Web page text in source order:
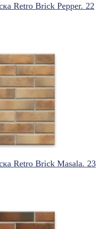
Retro Brick Pepper. 22
Retro Brick Masala. 23